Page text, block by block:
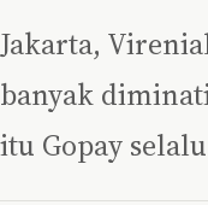
Jakarta,
banyak
itu Gopay